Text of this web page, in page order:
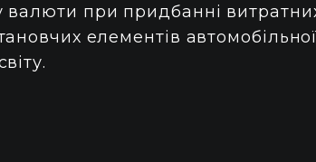
валюти при придбанні
елементів